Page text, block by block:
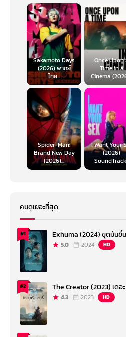
Sakamoto Days
(2026) พากย์
ไทย...
Once Upon
Time in a
Cinema
Spider-Man:
Brand New Day
(2026)...
I Want Your
(2026)
คนดูเยอะที่สุด
#1 Exhuma (2024) ขุดมันขึ้
5.0 2024 HD
#2 The Creator (2023) เดอ
4.3 2023 HD